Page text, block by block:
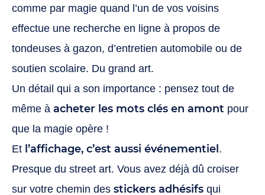
comme par magie quand l’un de vos voisins
effectue une recherche en ligne à propos de
tondeuses à gazon, d’entretien automobile ou de
soutien scolaire. Du grand art.
Un détail qui a son importance : pensez tout de
même à acheter les mots clés en amont pour
que la magie opère !
Et l’affichage, c’est aussi événementiel .
Presque du street art. Vous avez déjà dû croiser
sur votre chemin des stickers adhésifs qui